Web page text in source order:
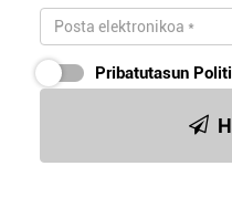
Pribatutasun